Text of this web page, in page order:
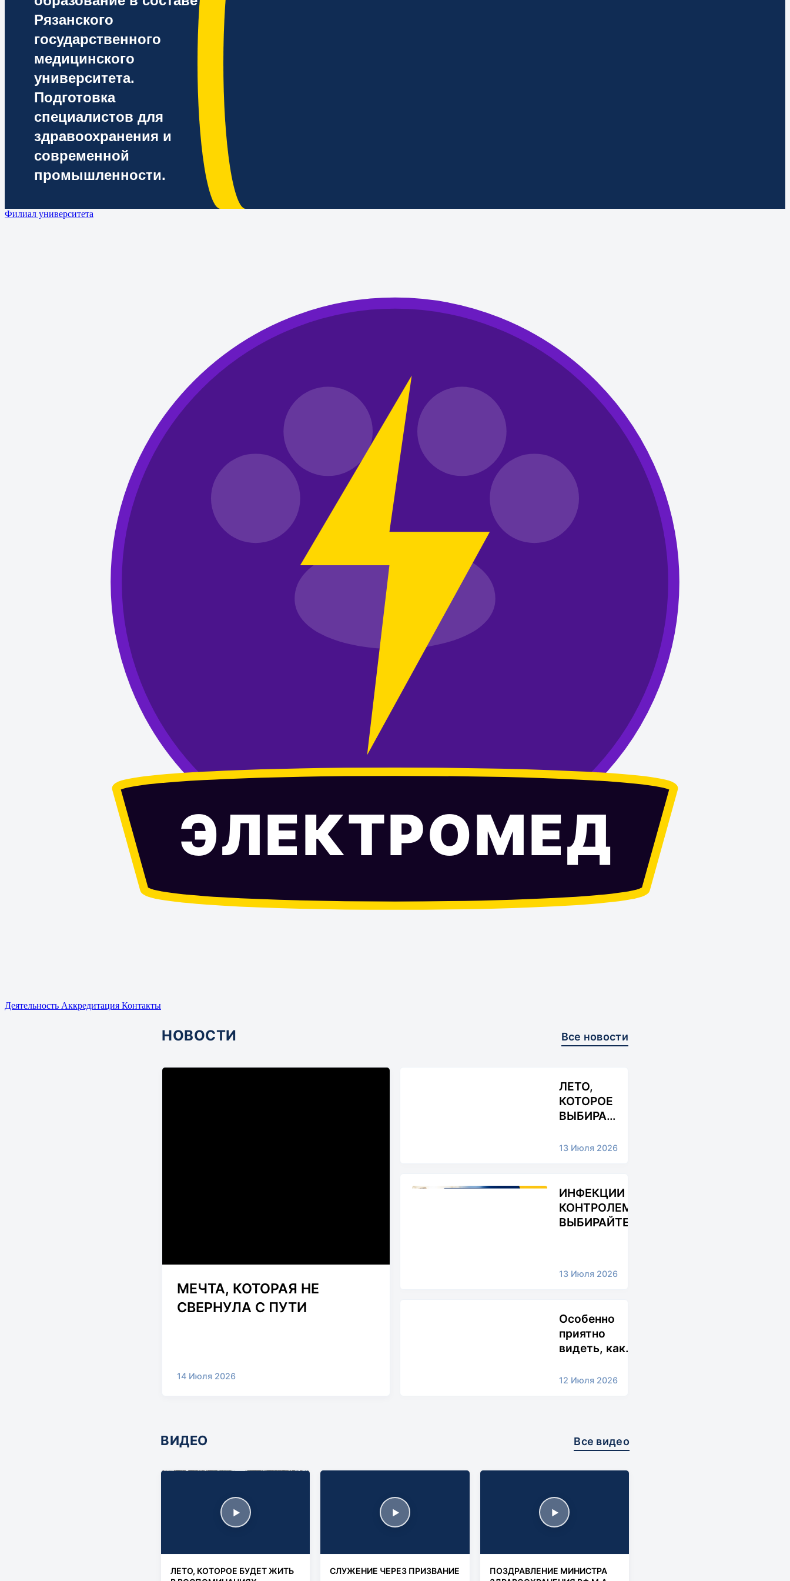
Рязанского
государственного
медицинского
университета.
Подготовка
специалистов для
здравоохранения и
современной
промышленности.
Филиал университета
ЭЛЕКТРОМЕД
Деятельность Аккредитация Контакты
НОВОСТИ Все новости
МЕЧТА, КОТОРАЯ НЕ
СВЕРНУЛА С ПУТИ
14 Июля 2026
ЛЕТО,
КОТОРОЕ
ВЫБИРАЕТ
ВРЕМЯ
13 Июля 2026
ИНФЕКЦИИ ПОД
КОНТРОЛЕМ —
ВЫБИРАЙТЕ
13 Июля 2026
Особенно
приятно
видеть, как
начавшаяся в
РязГМУ,
продолжается
в профессии и
в жизни.
&#10084;
12 Июля 2026
ВИДЕО Все видео
▶
ЛЕТО, КОТОРОЕ БУДЕТ ЖИТЬ
▶
СЛУЖЕНИЕ ЧЕРЕЗ ПРИЗВАНИЕ
▶
ПОЗДРАВЛЕНИЕ МИНИСТРА